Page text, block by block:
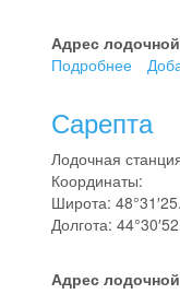
Адрес
Подробнее
"Химик"
Сарепта
Лодочная
Координаты:
Широта:
Долгота:
Адрес